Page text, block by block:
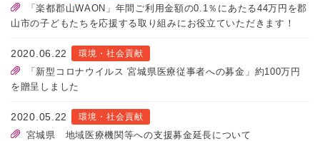
「楽都郡山WAON」年間ご利用金額の0.1％にあたる44万円を郡
山市の子どもたちを応援する取り組みにお役立ていただきます！
2020.06.22 環境・社会貢献
「新型コロナウイルス 宮城県医療従事者への募金」約100万円
を贈呈しました
2020.05.22 環境・社会貢献
宮城県 地域医療機関等への支援募金延長について